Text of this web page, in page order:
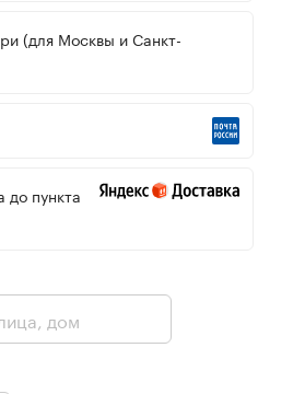
до пункта